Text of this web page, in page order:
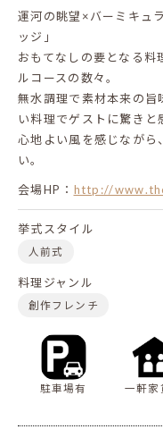
運河の眺望×バーミキュ
ッジ」
おもてなしの要となる料
ルコースの数々。
無水調理で素材本来の旨
い料理でゲストに驚きと
心地よい風を感じながら
い。
会場HP： http://
挙式スタイル
人前式
料理ジャンル
創作フレンチ
駐車場有 一軒家